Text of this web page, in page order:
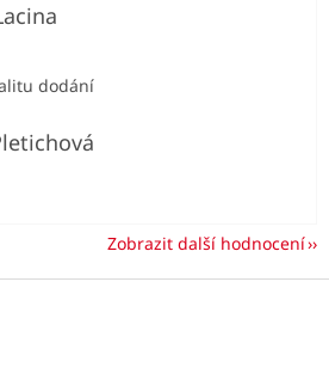
obchodu je 5 z 5 hvězdiček.
dodání
obchodu je 5 z 5 hvězdiček.
Zobrazit další hodnocení